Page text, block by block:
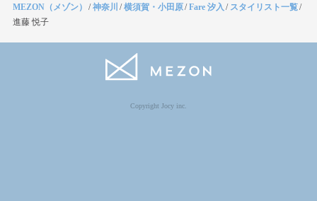
MEZON（メゾン） /神奈川 /横須賀・小田原/Fare 汐入 / スタイリスト一覧/
進藤 悦子
Copyright Jocy inc.